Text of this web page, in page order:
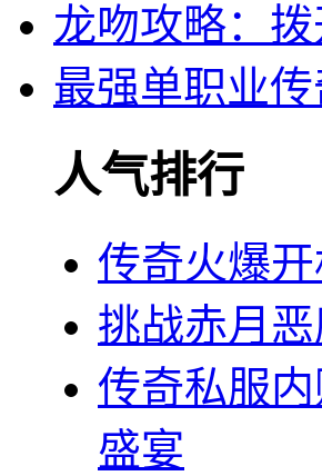
龙吻攻略：
最强单职业
人气排行
传奇火爆
挑战赤月
传奇私服
盛宴